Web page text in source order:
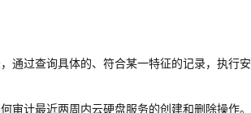
通过查询具体的、符合某一特征的记录，执行
审计最近两周内云硬盘服务的创建和删除操作。